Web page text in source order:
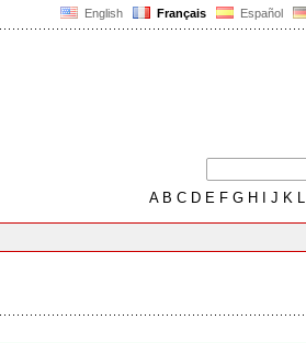
English Français Español
AB C D E F G H J K L